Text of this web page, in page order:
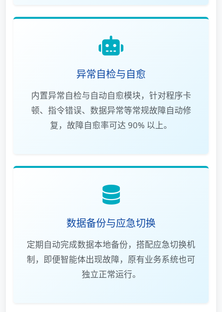
异常自检与自愈
内置异常自检与自动自愈模块，针对程序卡
顿、指令错误、数据异常等常规故障自动修
复，故障自愈率可达 90% 以上。
数据备份与应急切换
定期自动完成数据本地备份，搭配应急切换机
制，即便智能体出现故障，原有业务系统也可
独立正常运行。